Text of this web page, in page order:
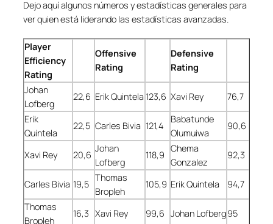
Dejo aquí algunos números y estadísticas generales para
ver quien está liderando las estadísticas avanzadas.
Player
Efficiency
Rating
Offensive
Rating
Defensive
Rating
Johan
Lofberg
22,6 Erik Quintela 123,6 Xavi Rey
76,7
Erik
Quintela
22,5 Carles Bivia 121,4
Babatunde
Olumuiwa
90,6
Xavi Rey 20,6
Johan
Lofberg
118,9
Chema
Gonzalez
92,3
Carles Bivia 19,5
Thomas
Bropleh
105,9 Erik Quintela
94,7
Thomas
Bropleh
16,3 Xavi Rey 99,6 Johan Lofberg95